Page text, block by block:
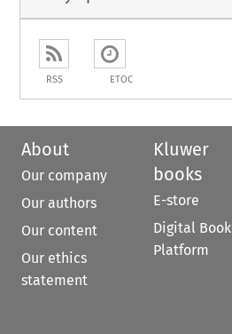
RSS ETOC
About
Our company
Our authors
Our content
Our ethics
statement
Kluwer
books
E-store
Digital Book
Platform